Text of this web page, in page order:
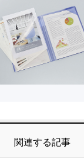
関連する記事